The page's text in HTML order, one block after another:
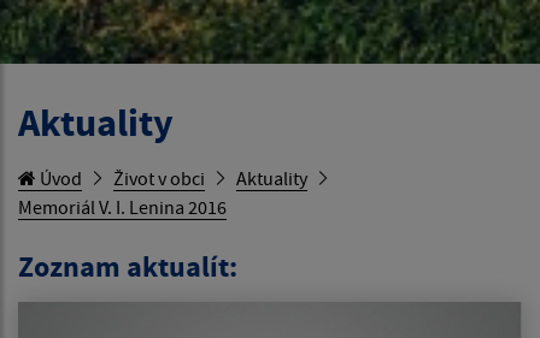
Aktuality
Úvod Život v obci
Aktuality
Memoriál V. I. Lenina 2016
Zoznam aktualít: